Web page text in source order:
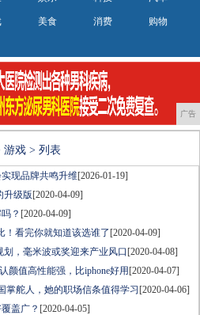
美食 消费 购物
广告
游戏 > 列表
现品牌共鸣升维[2026-01-19]
升级版[2020-04-09]
？ [2020-04-09]
！看完你就知道该选谁了 [2020-04-09]
，毫米波或奖迎来产业风口 [2020-04-08]
颜值高性能强，比iphone好用 [2020-04-07]
掌舵人，她的职场信条值得学习 [2020-04-06]
盖广？ [2020-04-05]